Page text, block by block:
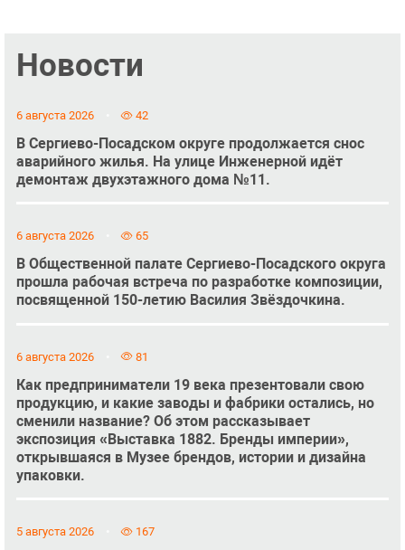
Новости
6 августа 2026 42
В Сергиево-Посадском округе продолжается снос
аварийного жилья. На улице Инженерной идёт
демонтаж двухэтажного дома №11.
6 августа 2026 65
В Общественной палате Сергиево-Посадского округа
прошла рабочая встреча по разработке композиции,
посвященной 150-летию Василия Звёздочкина.
6 августа 2026 81
Как предприниматели 19 века презентовали свою
продукцию, и какие заводы и фабрики остались, но
сменили название? Об этом рассказывает
экспозиция «Выставка 1882. Бренды империи»,
открывшаяся в Музее брендов, истории и дизайна
упаковки.
5 августа 2026 167